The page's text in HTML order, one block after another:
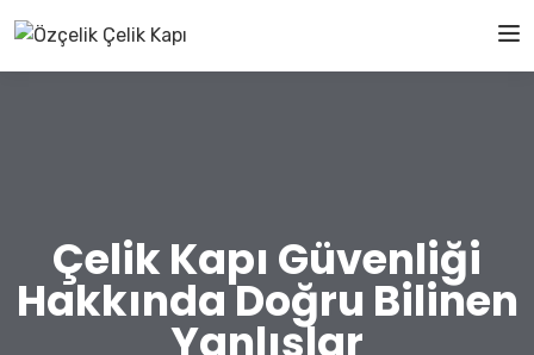
Çelik Kapı Güvenliği
Hakkında Doğru Bilinen
Yanlışlar